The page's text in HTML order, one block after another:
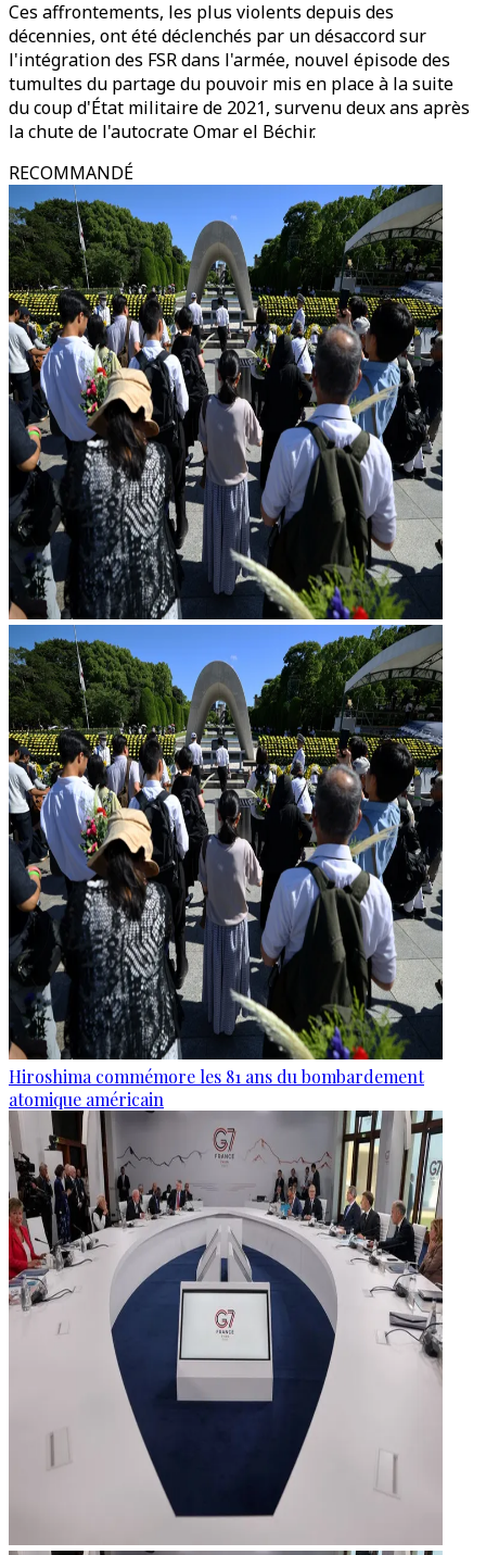
Ces affrontements, les plus violents depuis des
décennies, ont été déclenchés par un désaccord sur
l'intégration des FSR dans l'armée, nouvel épisode des
tumultes du partage du pouvoir mis en place à la suite
du coup d'État militaire de 2021, survenu deux ans après
la chute de l'autocrate Omar el Béchir.
RECOMMANDÉ
Hiroshima commémore les 81 ans du bombardement
atomique américain